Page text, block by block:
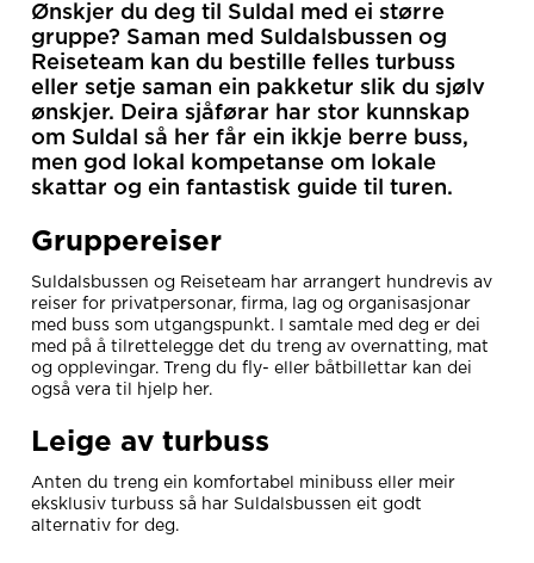
Ønskjer du deg til Suldal med ei større
gruppe? Saman med Suldalsbussen og
Reiseteam kan du bestille felles turbuss
eller setje saman ein pakketur slik du sjølv
ønskjer. Deira sjåførar har stor kunnskap
om Suldal så her får ein ikkje berre buss,
men god lokal kompetanse om lokale
skattar og ein fantastisk guide til turen.
Gruppereiser
Suldalsbussen og Reiseteam har arrangert hundrevis av
reiser for privatpersonar, firma, lag og organisasjonar
med buss som utgangspunkt. I samtale med deg er dei
med på å tilrettelegge det du treng av overnatting, mat
og opplevingar. Treng du fly- eller båtbillettar kan dei
også vera til hjelp her.
Leige av turbuss
Anten du treng ein komfortabel minibuss eller meir
eksklusiv turbuss så har Suldalsbussen eit godt
alternativ for deg.